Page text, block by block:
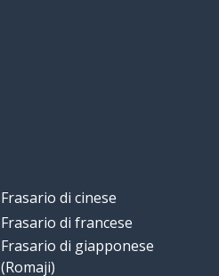
Frasario di cinese
Frasario di francese
Frasario di giapponese
(Romaji)